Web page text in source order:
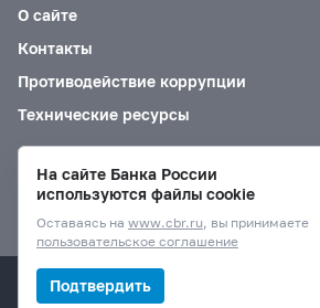
О сайте
Контакты
Противодействие коррупции
Технические ресурсы
Версия для слабовидящих
© Банк России, 2000–2026.
На сайте Банка России
используются файлы cookie
Оставаясь на www.cbr.ru, вы принимаете
пользовательское соглашение
Подтвердить